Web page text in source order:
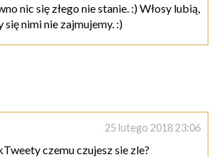
nic się złego nie stanie. :) Włosy lubią,
się nimi nie zajmujemy. :)
25 lutego 2018 23:06
czemu czujesz sie zle?